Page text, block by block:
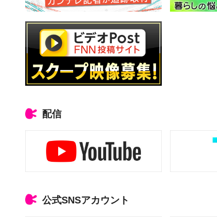
配信
公式SNSアカウント